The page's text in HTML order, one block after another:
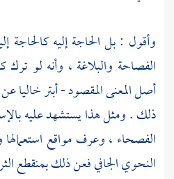
وأقول : بل الحاجة إليه كالحاجة
الفصاحة والبلاغة ، وأنه لو ترك
أصل المعنى المقصود - أبتر خاليا
ذلك . ومثل هذا يستشهد عليه
الفصحاء ، وعرف مواقع
النحوي الجافي فعن ذلك بمنقطع